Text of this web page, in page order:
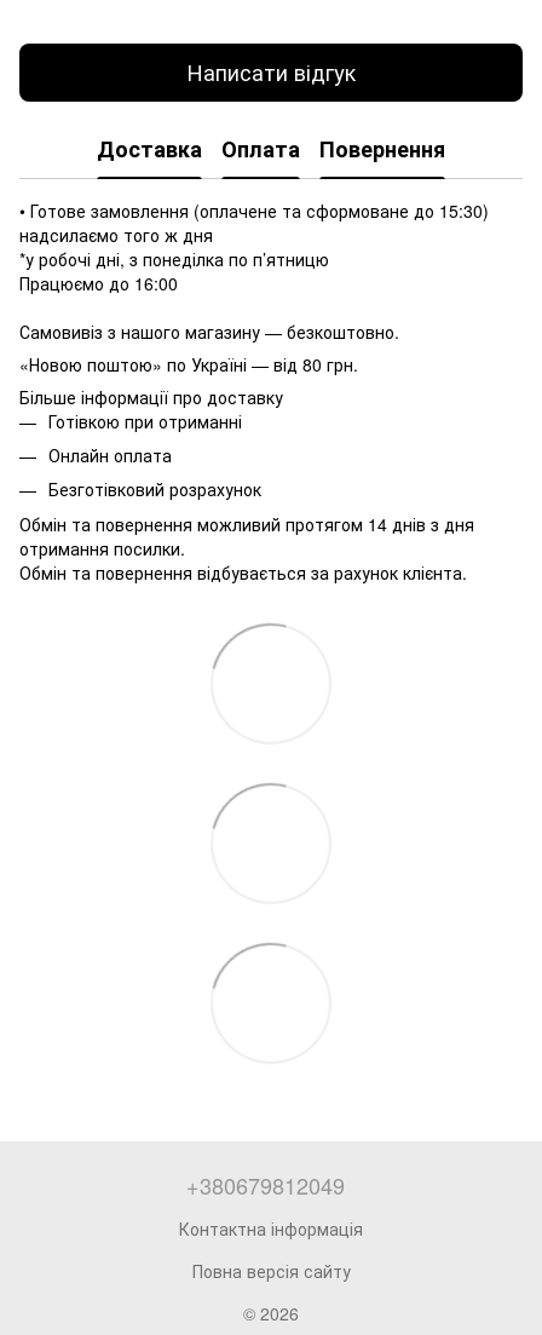
Написати відгук
Доставка Оплата Повернення
• Готове замовлення (оплачене та сформоване до 15:30)
надсилаємо того ж дня
*у робочі дні, з понеділка по п’ятницю
Працюємо до 16:00
Самовивіз з нашого магазину — безкоштовно.
«Новою поштою» по Україні — від 80 грн.
Більше інформації про доставку
Готівкою при отриманні
Онлайн оплата
Безготівковий розрахунок
Обмін та повернення можливий протягом 14 днів з дня
отримання посилки.
Обмін та повернення відбувається за рахунок клієнта.
+380679812049
Контактна інформація
Повна версія сайту
© 2026